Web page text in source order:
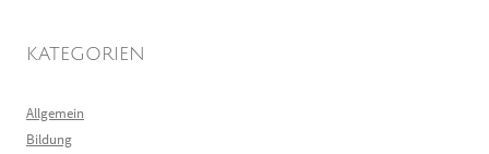
KATEGORIEN
Allgemein
Bildung